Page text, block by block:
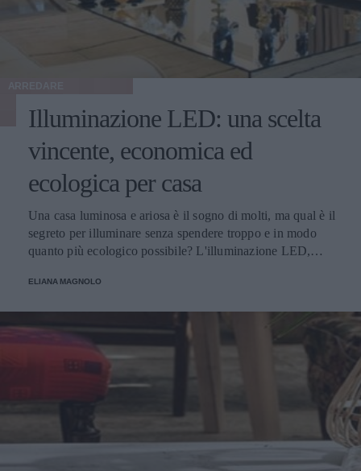
Illuminazione LED: una scelta
vincente, economica ed
ecologica per casa
Una casa luminosa e ariosa è il sogno di molti, ma qual è il
segreto per illuminare senza spendere troppo e in modo
quanto più ecologico possibile? L'illuminazione LED,
del LED.
ELIANA MAGNOLO